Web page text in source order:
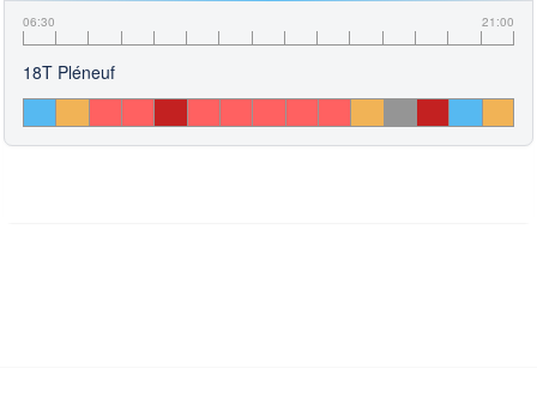
06:30 21:00
18T Pléneuf